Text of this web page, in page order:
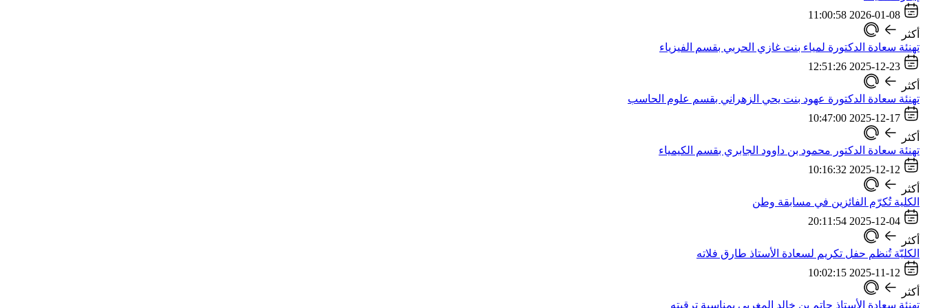
2026-01-08 11:00:58
أكثر
تهنئة سعادة الدكتورة لمياء بنت غازي الحربي بقسم الفيزياء
2025-12-23 12:51:26
أكثر
تهنئة سعادة الدكتورة عهود بنت يحي الزهراني بقسم علوم الحاسب
2025-12-17 10:47:00
أكثر
تهنئة سعادة الدكتور محمود بن داوود الجابري بقسم الكيمياء
2025-12-12 10:16:32
أكثر
الكلية تُكرّم الفائزين في مسابقة وطن
2025-12-04 20:11:54
أكثر
الكليّة تُنظم حفل تكريم لسعادة الأستاذ طارق فلاته
2025-11-12 10:02:15
أكثر
تهنئة سعادة الأستاذ حاتم بن خالد المغربي بمناسبة ترقيته